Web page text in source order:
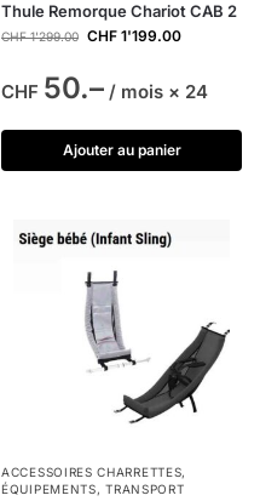
Thule Remorque Chariot CAB 2
CHF1'299.00 CHF 1'199.00
CHF 50.– / mois × 24
Ajouter au panier
ACCESSOIRES CHARRETTES,
ÉQUIPEMENTS,TRANSPORT